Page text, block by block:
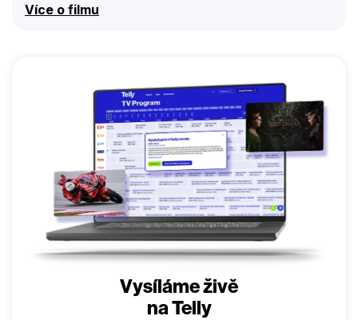
postupně dvě Carmen tančící s cizími muži a domnívá
Více o filmu
Vysíláme živě
na Telly